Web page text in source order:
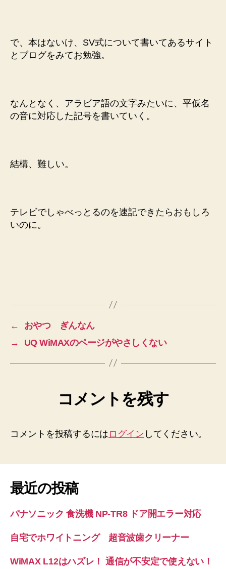
で、本はないけ、SV式について書いてあるサイト
とブログをみてお勉強。
なんとなく、アラビア語の文字みたいに、平仮名
の音に対応した記号を書いていく。
結構、難しい。
テレビでしゃべっとるのを速記できたらおもしろ
いのに。
←
おやつ ぎんなん
→
UQ WiMAXのページがやさしくない
コメントを残す
コメントを投稿するには ログイン してください。
最近の投稿
パナソニック 食洗機 NP-TR8 ドア開エラー対応
自宅でホワイトニング 超音波歯クリーナー
WiMAX L12はハズレ！ 通信が不安定で使えない！